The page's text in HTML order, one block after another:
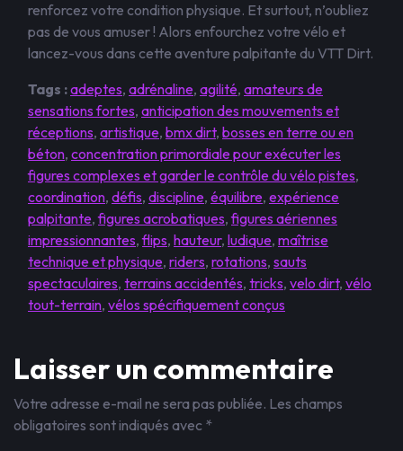
renforcez votre condition physique. Et surtout, n’oubliez
pas de vous amuser ! Alors enfourchez votre vélo et
lancez-vous dans cette aventure palpitante du VTT Dirt.
Tags :adeptes, adrénaline, agilité, amateurs de
sensations fortes, anticipation des mouvements et
réceptions, artistique, bmx dirt, bosses en terre ou en
béton, concentration primordiale pour exécuter les
figures complexes et garder le contrôle du vélo pistes,
coordination, défis, discipline, équilibre, expérience
palpitante,figures acrobatiques,figures aériennes
impressionnantes,flips, hauteur, ludique, maîtrise
technique et physique, riders, rotations, sauts
spectaculaires, terrains accidentés, tricks, velo dirt, vélo
tout-terrain, vélos spécifiquement conçus
Laisser un commentaire
Votre adresse e-mail ne sera pas publiée. Les champs
obligatoires sont indiqués avec *